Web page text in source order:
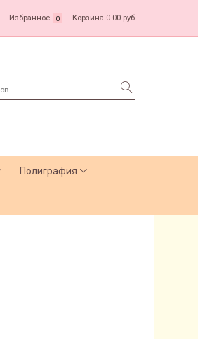
Избранное 0 Корзина 0.00 руб
Полиграфия